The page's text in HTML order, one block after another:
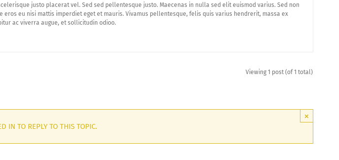
justo placerat vel. Sed sed pellentesque justo. Maecenas in nulla sed elit euismod varius. Sed non
eu nisi mattis imperdiet eget et mauris. Vivamus pellentesque, felis quis varius hendrerit, massa ex
ac viverra augue, et sollicitudin odioo.
Viewing 1 post (of 1 total)
×
IN TO REPLY TO THIS TOPIC.